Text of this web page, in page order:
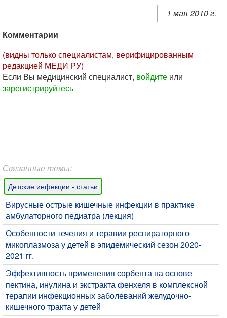
1 мая 2010 г.
Комментарии
(видны только специалистам, верифицированным
редакцией МЕДИ РУ)
Если Вы медицинский специалист, войдите или
зарегистрируйтесь
Связанные темы:
Детские инфекции - статьи
Вирусные острые кишечные инфекции в практике
амбулаторного педиатра (лекция)
​Особенности течения и терапии респираторного
микоплазмоза у детей в эпидемический сезон 2020-
2021 гг.
Эффективность применения сорбента на основе
пектина, инулина и экстракта фенхеля в комплексной
терапии инфекционных заболеваний желудочно-
кишечного тракта у детей